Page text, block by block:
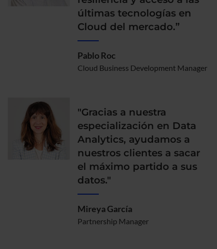
últimas tecnologías en
Cloud del mercado.”
Pablo Roc
Cloud Business Development Manager
"Gracias a nuestra
especialización en Data
Analytics, ayudamos a
nuestros clientes a sacar
el máximo partido a sus
datos."
Mireya García
Partnership Manager